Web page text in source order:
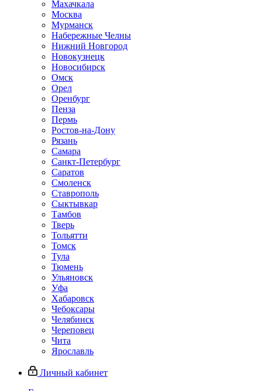
Махачкала
Москва
Мурманск
Набережные Челны
Нижний Новгород
Новокузнецк
Новосибирск
Омск
Орел
Оренбург
Пенза
Пермь
Ростов-на-Дону
Рязань
Самара
Санкт-Петербург
Саратов
Смоленск
Ставрополь
Сыктывкар
Тамбов
Тверь
Тольятти
Томск
Тула
Тюмень
Ульяновск
Уфа
Хабаровск
Чебоксары
Челябинск
Череповец
Чита
Ярославль
Личный кабинет